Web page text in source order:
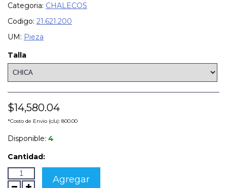
Categoria: CHALECOS
Codigo: 21.621.200
UM: Pieza
Talla
$14,580.04
*Costo de Envio (c/u): 800.00
Disponible: 4
Cantidad:
Agregar